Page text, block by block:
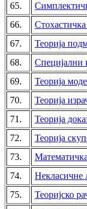
65.
66.
67.
Теорија
68.
Специјални
69.
Теорија
70.
Теорија
71.
Теорија
72.
Теорија
73.
74.
Некласичне
75.
Теоријско